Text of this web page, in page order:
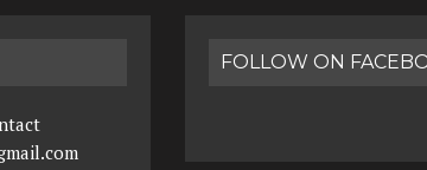
FOLLOW ON